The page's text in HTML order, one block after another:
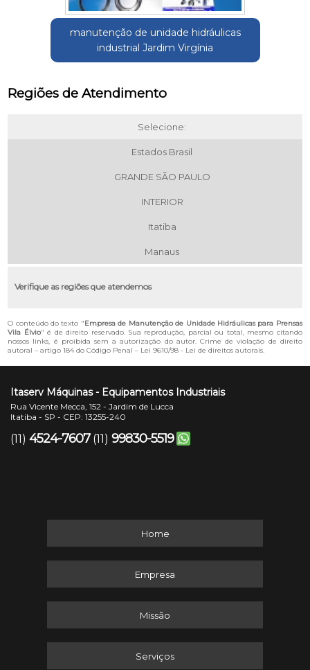
manutenção de unidade hidráulicas
industrial Jardim Virgínia
Regiões de Atendimento
Selecione:
Estados Brasil
GRANDE SÃO PAULO
INTERIOR
Itatiba
Manaus
Verifique as regiões que atendemos
O conteúdo do texto "Empresa de Manutenção de Unidade Hidráulicas para Prensas
Vila Élvio" é de direito reservado. Sua reprodução, parcial ou total, mesmo citando
nossos links, é proibida sem a autorização do autor. Crime de violação de direito
autoral – artigo 184 do Código Penal – Lei 9610/98 - Lei de direitos autorais.
Itaserv Máquinas - Equipamentos Industriais
Rua Vicente Mecca, 152 - Jardim de Lucca
Itatiba - SP - CEP: 13255-240
(11) 4524-7607 (11) 99830-5519
Home
Empresa
Missão
Serviços